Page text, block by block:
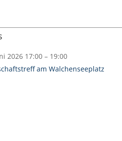
2026 17:00 – 19:00
am Walchenseeplatz